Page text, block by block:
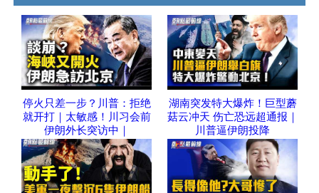
停火只差一步？川普：拒绝
就开打｜太敏感！川习会前
伊朗外长突访中｜
湖南突发特大爆炸！巨型蘑
菇云冲天 伤亡恐远超通报｜
川普逼伊朗投降